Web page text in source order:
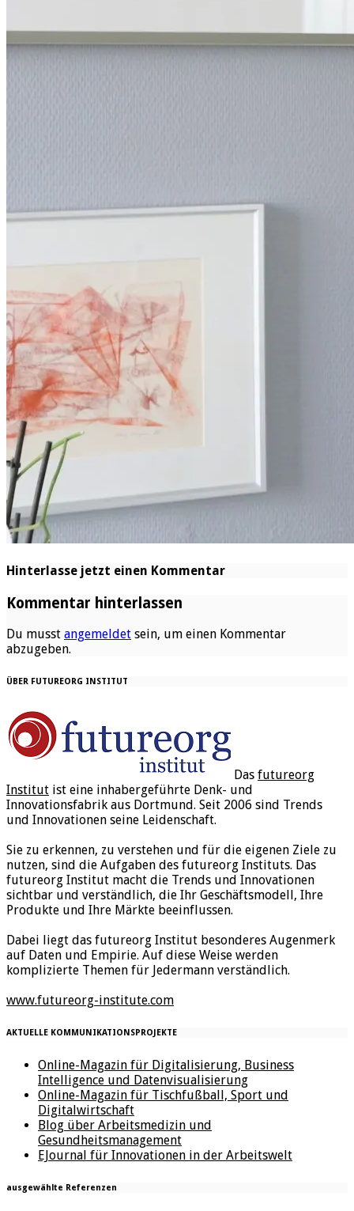
Hinterlasse jetzt einen Kommentar
Kommentar hinterlassen
Du musst angemeldet sein, um einen Kommentar
abzugeben.
ÜBER FUTUREORG INSTITUT
Das futureorg
Institut ist eine inhabergeführte Denk- und
Innovationsfabrik aus Dortmund. Seit 2006 sind Trends
und Innovationen seine Leidenschaft.
Sie zu erkennen, zu verstehen und für die eigenen Ziele zu
nutzen, sind die Aufgaben des futureorg Instituts. Das
futureorg Institut macht die Trends und Innovationen
sichtbar und verständlich, die Ihr Geschäftsmodell, Ihre
Produkte und Ihre Märkte beeinflussen.
Dabei liegt das futureorg Institut besonderes Augenmerk
auf Daten und Empirie. Auf diese Weise werden
komplizierte Themen für Jedermann verständlich.
www.futureorg-institute.com
AKTUELLE KOMMUNIKATIONSPROJEKTE
Online-Magazin für Digitalisierung, Business
Intelligence und Datenvisualisierung
Online-Magazin für Tischfußball, Sport und
Digitalwirtschaft
Blog über Arbeitsmedizin und
Gesundheitsmanagement
EJournal für Innovationen in der Arbeitswelt
ausgewählte Referenzen